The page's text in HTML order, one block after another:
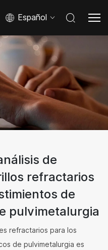
Español
de
refractarios
de
pulvimetalurgia
refractarios para los
de pulvimetalurgia es